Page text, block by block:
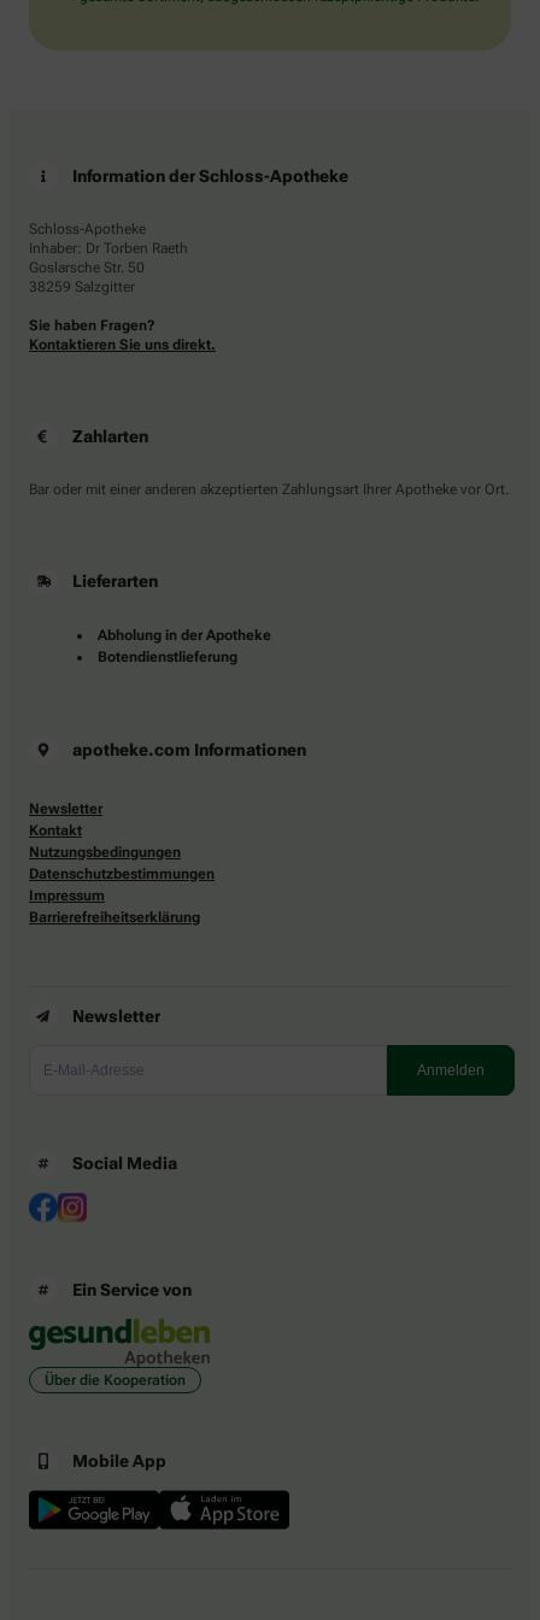
Information der Schloss-Apotheke
Schloss-Apotheke
Inhaber: Dr Torben Raeth
Goslarsche Str. 50
38259 Salzgitter
Sie haben Fragen?
Kontaktieren Sie uns direkt.
Zahlarten
Bar oder mit einer anderen akzeptierten Zahlungsart Ihrer Apotheke vor Ort.
Lieferarten
Abholung in der Apotheke
Botendienstlieferung
apotheke.com Informationen
Newsletter
Kontakt
Nutzungsbedingungen
Datenschutzbestimmungen
Impressum
Barrierefreiheitserklärung
Newsletter
Social Media
Ein Service von
Über die Kooperation
Mobile App